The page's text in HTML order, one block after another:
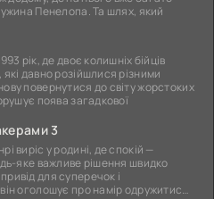
Пенелопа. Та шлях, який
рік, де двоє колишніх бійців
давно розійшлися різними
повернутися до світу жорстоких
поява загадкової
3
виріс у родині, де спокій —
яке важливе рішення швидко
для суперечок і
оголошує про намір одружитися,